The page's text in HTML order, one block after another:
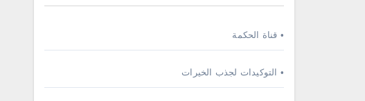
• قناة الحكمة
• التوكيدات لجذب الخيرات